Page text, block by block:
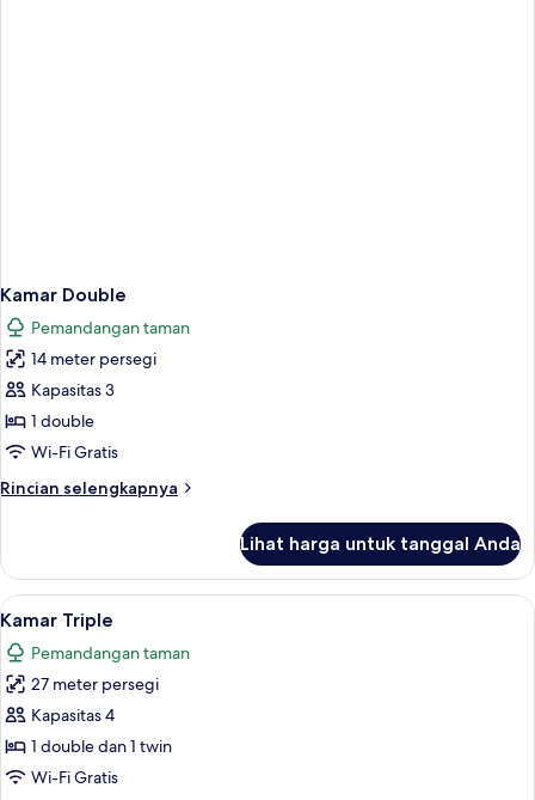
Kamar Double
Pemandangan taman
14 meter persegi
Kapasitas 3
1 double
Wi-Fi Gratis
Rincian selengkapnya
Rincian
Kamar
Double
Lihat harga untuk tanggal Anda
Lihat
semua
foto
untuk
Kamar
Triple
Kamar Triple | Meja kerja, kedap
4
Kamar Triple
Pemandangan taman
27 meter persegi
Kapasitas 4
1 double dan 1 twin
Wi-Fi Gratis